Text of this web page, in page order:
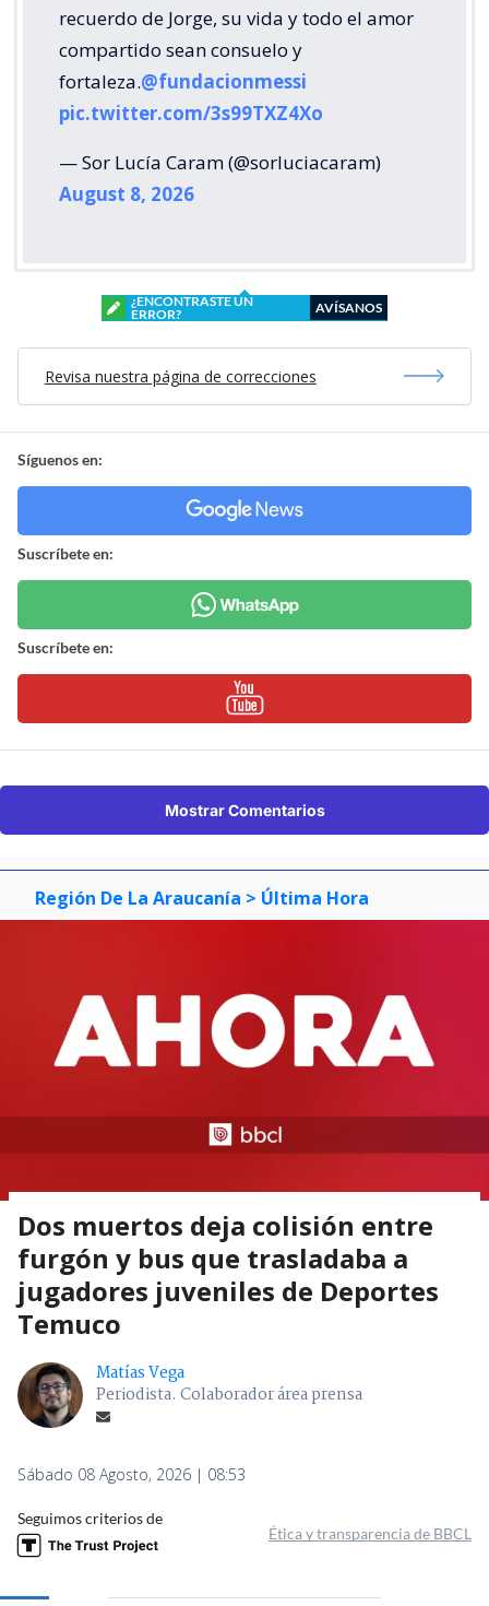
recuerdo de Jorge, su vida y todo el amor
compartido sean consuelo y
fortaleza.@fundacionmessi
pic.twitter.com/3s99TXZ4Xo
— Sor Lucía Caram (@sorluciacaram)
August 8, 2026
¿ENCONTRASTE UN
ERROR?
AVÍSANOS
Revisa nuestra página de correcciones
Síguenos en:
Suscríbete en:
Suscríbete en:
Mostrar Comentarios
Región De La Araucanía > Última Hora
Dos muertos deja colisión entre
furgón y bus que trasladaba a
jugadores juveniles de Deportes
Temuco
Matías Vega
Periodista. Colaborador área prensa
Sábado 08 Agosto, 2026 | 08:53
Seguimos criterios de
Ética y transparencia de BBCL